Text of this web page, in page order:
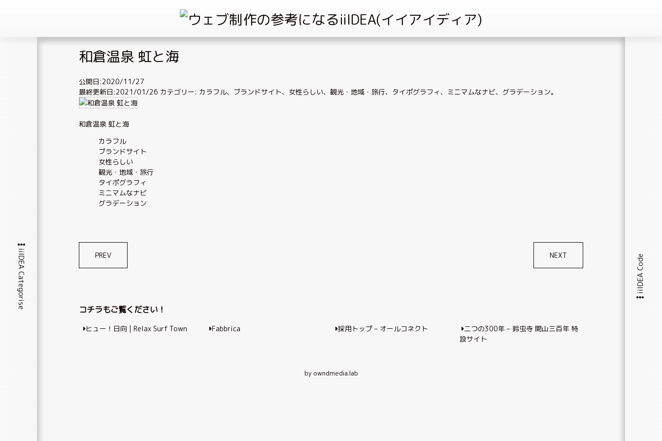
Skip
to
content
iiIDEA Categorise iiIDEA Code
和倉温泉 虹と海
公開日:2020/11/27
最終更新日:2021/01/26 カテゴリー: カラフル、 ブランドサイト、 女性らしい、 観光・地域・旅行、 タイポグラフィ、 ミニマムなナビ、 グラデーション。
和倉温泉 虹と海
カラフル
ブランドサイト
女性らしい
観光・地域・旅行
タイポグラフィ
ミニマムなナビ
グラデーション
稿
ー
PREV NEXT
コチラもご覧ください！
ヒュー！日向 | Relax Surf Town Fabbrica 採用トップ – オールコネクト
二つの300年 – 鈴虫寺 開山三百年 特
設サイト
by owndmedia.lab